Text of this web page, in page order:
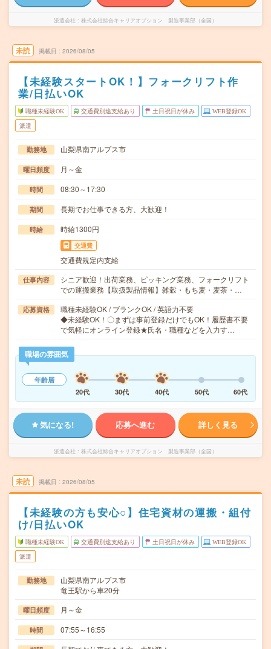
派遣会社 株式会社綜合キャリアオプション 製造事業部（全国）
未読 掲載日 2026/08/05
【未経験スタートOK！】フォークリフト作
業/日払いOK
職種未経験OK 交通費別途支給あり 土日祝日が休み WEB登録OK
派遣
勤務地 山梨県南アルプス市
曜日頻度 月～金
時間 08:30～17:30
期間 長期でお仕事できる方、大歓迎！
時給 時給1300円
交通費
交通費規定内支給
仕事内容
シニア歓迎！出荷業務、ピッキング業務、フォークリフト
での運搬業務【取扱製品情報】雑穀・もち麦・麦茶・…
応募資格
職種未経験OK / ブランクOK / 英語力不要
◆未経験OK！〇まずは事前登録だけでもOK！履歴書不要
で気軽にオンライン登録★氏名・職種などを入力す…
職場の雰囲気
年齢層
20代
30代 40代 50代 60代
気になる! 応募へ進む 詳しく見る
派遣会社 株式会社綜合キャリアオプション 製造事業部（全国）
未読 掲載日 2026/08/05
【未経験の方も安心○】住宅資材の運搬・組付
け/日払いOK
職種未経験OK 交通費別途支給あり 土日祝日が休み WEB登録OK
派遣
勤務地
山梨県南アルプス市
竜王駅から車20分
曜日頻度 月～金
時間 07:55～16:55